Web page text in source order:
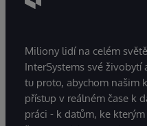
Miliony lidí na celém
InterSystems své živobytí
tu proto, abychom našim
přístup v reálném čase k
práci - k datům, ke